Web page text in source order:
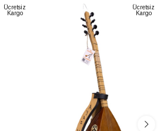
Ücretsiz
Kargo
Ücretsiz
Kargo